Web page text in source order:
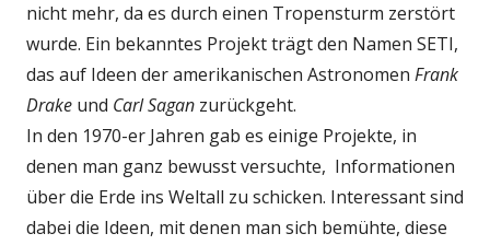
nicht mehr, da es durch einen Tropensturm zerstört
wurde. Ein bekanntes Projekt trägt den Namen SETI,
das auf Ideen der amerikanischen Astronomen Frank
Drake und Carl Sagan zurückgeht.
In den 1970-er Jahren gab es einige Projekte, in
denen man ganz bewusst versuchte, Informationen
über die Erde ins Weltall zu schicken. Interessant sind
dabei die Ideen, mit denen man sich bemühte, diese